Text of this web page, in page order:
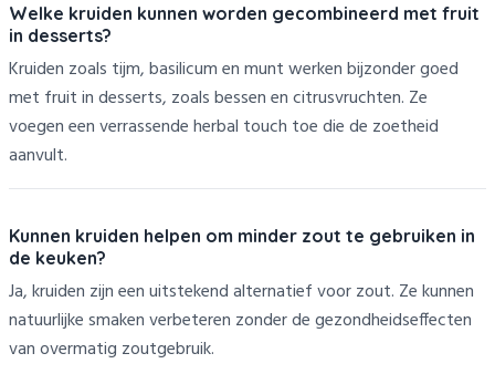
Welke kruiden kunnen worden gecombineerd met fruit
in desserts?
Kruiden zoals tijm, basilicum en munt werken bijzonder goed
met fruit in desserts, zoals bessen en citrusvruchten. Ze
voegen een verrassende herbal touch toe die de zoetheid
aanvult.
Kunnen kruiden helpen om minder zout te gebruiken in
de keuken?
Ja, kruiden zijn een uitstekend alternatief voor zout. Ze kunnen
natuurlijke smaken verbeteren zonder de gezondheidseffecten
van overmatig zoutgebruik.